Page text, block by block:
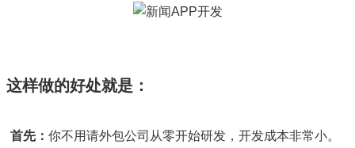
这样做的好处就是：
首先： 你不用请外包公司从零开始研发，开发成本非常小。